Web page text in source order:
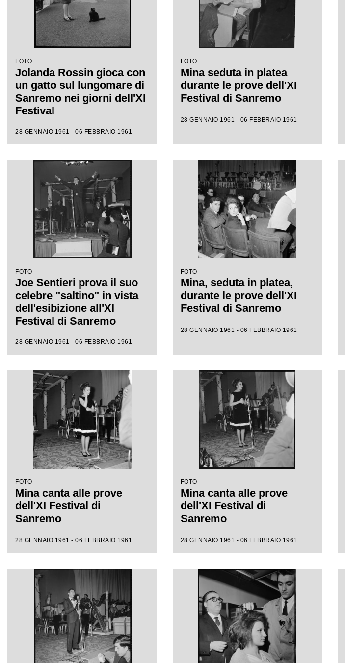
FOTO
Jolanda Rossin gioca con
un gatto sul lungomare di
Sanremo nei giorni dell'XI
Festival
28 GENNAIO 1961 - 06 FEBBRAIO 1961
FOTO
Mina seduta in platea
durante le prove dell'XI
Festival di Sanremo
28 GENNAIO 1961 - 06 FEBBRAIO 1961
FOTO
Joe Sentieri prova il suo
celebre "saltino" in vista
dell'esibizione all'XI
Festival di Sanremo
28 GENNAIO 1961 - 06 FEBBRAIO 1961
FOTO
Mina, seduta in platea,
durante le prove dell'XI
Festival di Sanremo
28 GENNAIO 1961 - 06 FEBBRAIO 1961
FOTO
Mina canta alle prove
dell'XI Festival di
Sanremo
28 GENNAIO 1961 - 06 FEBBRAIO 1961
FOTO
Mina canta alle prove
dell'XI Festival di
Sanremo
28 GENNAIO 1961 - 06 FEBBRAIO 1961